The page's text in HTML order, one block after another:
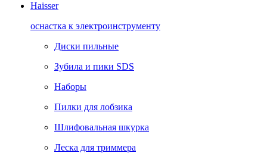
Haisser
оснастка к электроинструменту
Диски пильные
Зубила и пики SDS
Наборы
Пилки для лобзика
Шлифовальная шкурка
Леска для триммера